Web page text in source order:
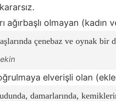
ağırbaşlı olmayan (kadın
çenebaz ve oynak bir
elverişli olan
damarlarında,